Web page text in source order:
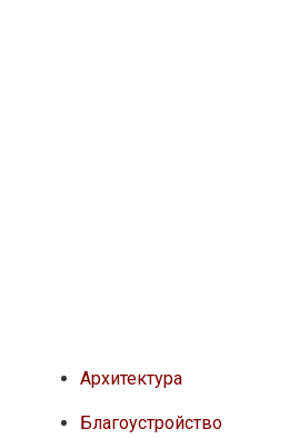
Архитектура
Благоустройство